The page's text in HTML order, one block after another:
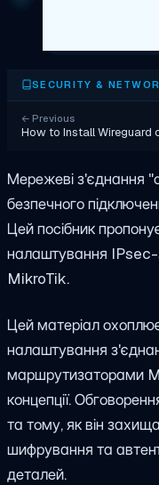
SECURITY &
← Previous
How to Install Wireguard
Мережеві з'єднання
безпечного
Цей посібник
налаштування
MikroTik.
Цей матеріал
налаштування
маршрутизаторами
концепції.
та тому, як він
шифрування та
деталей.